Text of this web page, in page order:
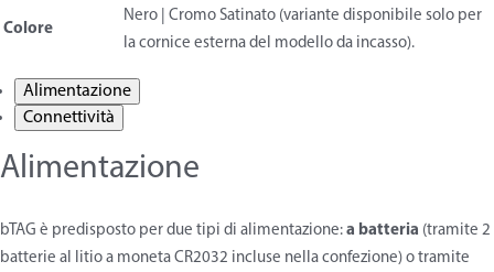
Colore
Nero | Cromo Satinato (variante disponibile solo per
la cornice esterna del modello da incasso).
Alimentazione
Connettività
Alimentazione
bTAG è predisposto per due tipi di alimentazione: a batteria (tramite 2
batterie al litio a moneta CR2032 incluse nella confezione) o tramite